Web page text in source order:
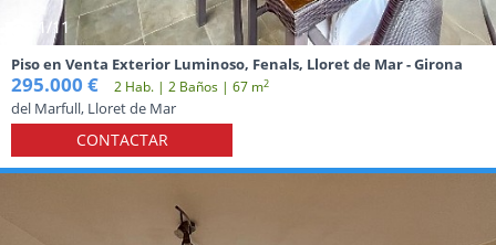
/11
Piso en Venta Exterior Luminoso, Fenals, Lloret de Mar - Girona
295.000 € 2 Hab. | 2 Baños | 67 m2
del Marfull, Lloret de Mar
CONTACTAR